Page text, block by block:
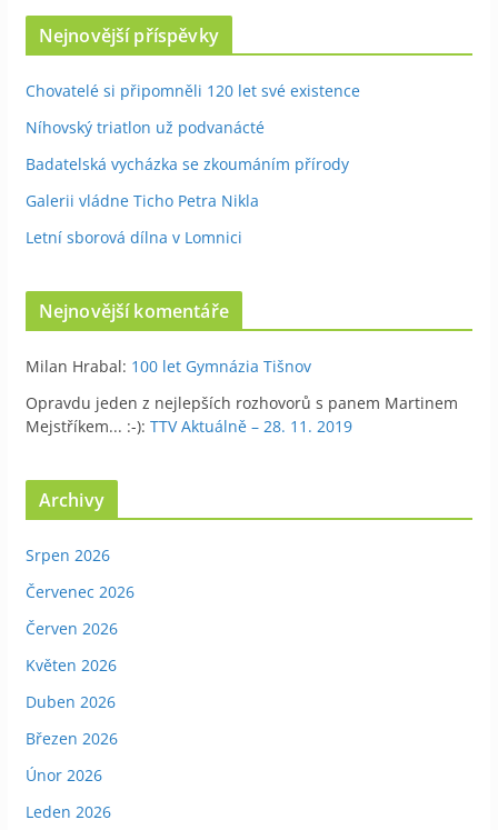
Nejnovější příspěvky
Chovatelé si připomněli 120 let své existence
Níhovský triatlon už podvanácté
Badatelská vycházka se zkoumáním přírody
Galerii vládne Ticho Petra Nikla
Letní sborová dílna v Lomnici
Nejnovější komentáře
Milan Hrabal: 100 let Gymnázia Tišnov
Opravdu jeden z nejlepších rozhovorů s panem Martinem
Mejstříkem... :-): TTV Aktuálně – 28. 11. 2019
Archivy
Srpen 2026
Červenec 2026
Červen 2026
Květen 2026
Duben 2026
Březen 2026
Únor 2026
Leden 2026